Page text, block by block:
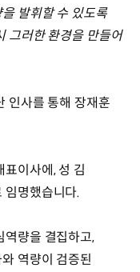
발휘할 수 있도록
그러한 환경을 만들어
인사를 통해 장재훈
이사에, 성 김
임명했습니다.
량을 결집하고,
역량이 검증된